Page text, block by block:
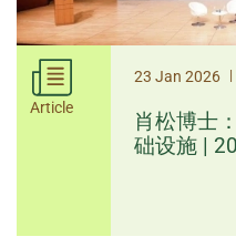
Article
23 Jan 2026 |
肖松博士
础设施 |